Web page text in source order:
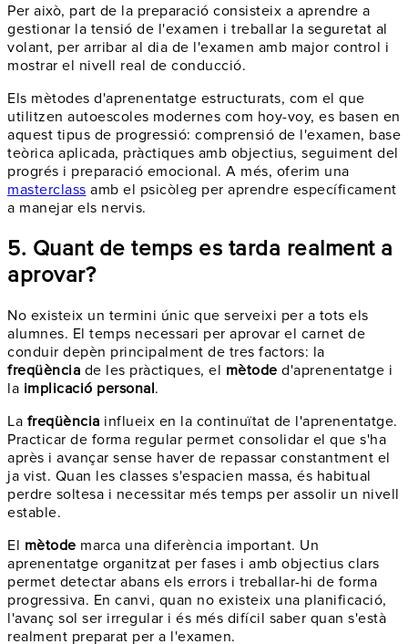
Per això, part de la preparació consisteix a aprendre a
gestionar la tensió de l'examen i treballar la seguretat al
volant, per arribar al dia de l'examen amb major control i
mostrar el nivell real de conducció.
Els mètodes d'aprenentatge estructurats, com el que
utilitzen autoescoles modernes com hoy-voy, es basen en
aquest tipus de progressió: comprensió de l'examen, base
teòrica aplicada, pràctiques amb objectius, seguiment del
progrés i preparació emocional. A més, oferim una
masterclass amb el psicòleg per aprendre específicament
a manejar els nervis.
5. Quant de temps es tarda realment a
aprovar?
No existeix un termini únic que serveixi per a tots els
alumnes. El temps necessari per aprovar el carnet de
conduir depèn principalment de tres factors: la
freqüència de les pràctiques, el mètode d'aprenentatge i
la implicació personal.
La freqüència influeix en la continuïtat de l'aprenentatge.
Practicar de forma regular permet consolidar el que s'ha
après i avançar sense haver de repassar constantment el
ja vist. Quan les classes s'espacien massa, és habitual
perdre soltesa i necessitar més temps per assolir un nivell
estable.
El mètode marca una diferència important. Un
aprenentatge organitzat per fases i amb objectius clars
permet detectar abans els errors i treballar-hi de forma
progressiva. En canvi, quan no existeix una planificació,
l'avanç sol ser irregular i és més difícil saber quan s'està
realment preparat per a l'examen.